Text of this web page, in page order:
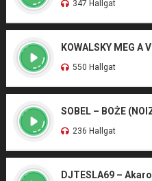
347 Hallgat
550 Hallgat
SOBEL – BOŻE
236 Hallgat
DJTESLA69 –